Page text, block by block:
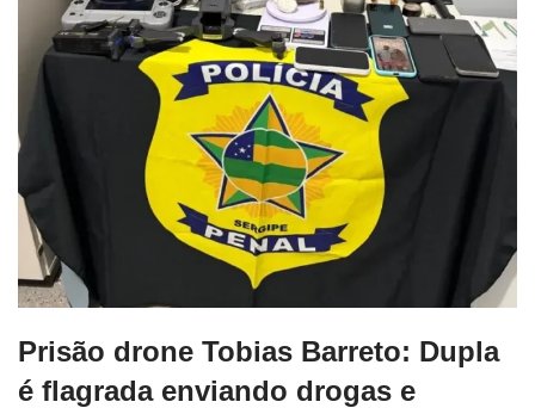
Prisão drone Tobias Barreto: Dupla
é flagrada enviando drogas e